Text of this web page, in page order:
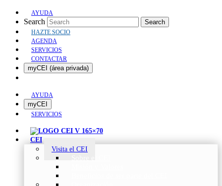
AYUDA
Search Search
HAZTE SOCIO
AGENDA
SERVICIOS
CONTACTAR
myCEI (área privada)
AYUDA
myCEI
SERVICIOS
CEI
Visita el CEI